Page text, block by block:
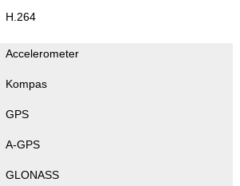
H.264
Accelerometer
Kompas
GPS
A-GPS
GLONASS